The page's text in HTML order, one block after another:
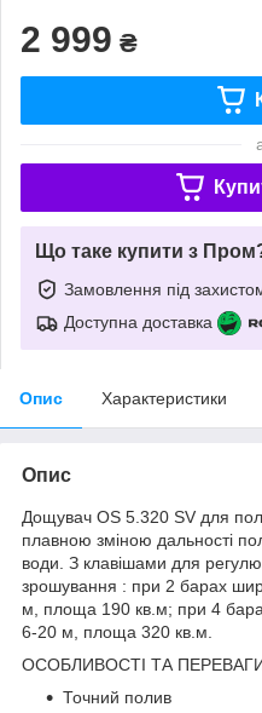
2 999 ₴
Що таке купити з
Замовлення під
Доступна доставка
Опис Характеристики
Опис
Дощувач OS 5.320 SV для
плавною зміною дальності
води. З клавішами для
зрошування : при 2 барах
м, площа 190 кв.м; при 4
6-20 м, площа 320 кв.м.
ОСОБЛИВОСТІ ТА ПЕРЕВАГИ
Точний полив